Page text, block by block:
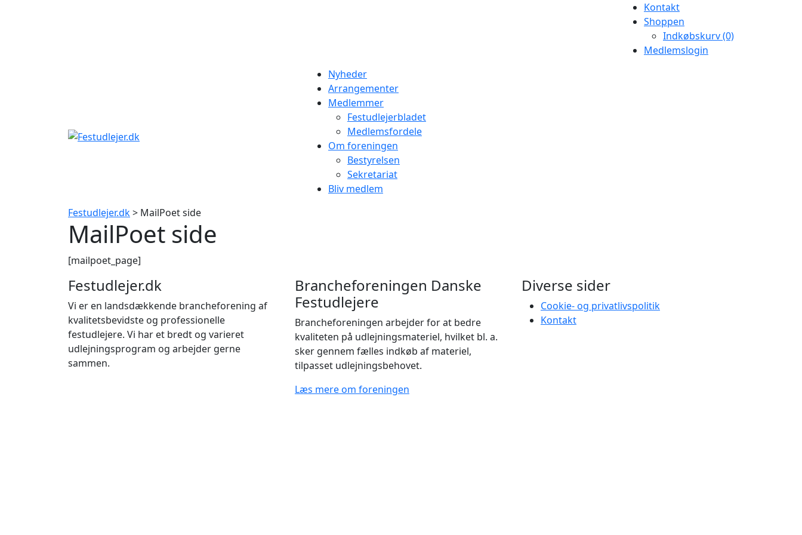
Kontakt
Shoppen
Indkøbskurv (0)
Medlemslogin
Nyheder
Arrangementer
Medlemmer
Festudlejerbladet
Medlemsfordele
Om foreningen
Bestyrelsen
Sekretariat
Bliv medlem
Festudlejer.dk> MailPoet side
MailPoet side
[mailpoet_page]
Festudlejer.dk
Vi er en landsdækkende brancheforening af
kvalitetsbevidste og professionelle
festudlejere. Vi har et bredt og varieret
udlejningsprogram og arbejder gerne
sammen.
Brancheforeningen Danske
Festudlejere
Brancheforeningen arbejder for at bedre
kvaliteten på udlejningsmateriel, hvilket bl. a.
sker gennem fælles indkøb af materiel,
tilpasset udlejningsbehovet.
Læs mere om foreningen
Diverse sider
Cookie- og privatlivspolitik
Kontakt